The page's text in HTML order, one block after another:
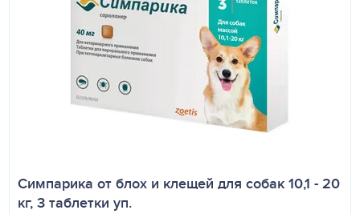
Симпарика от блох и клещей для собак 10,1 - 20
кг, 3 таблетки уп.